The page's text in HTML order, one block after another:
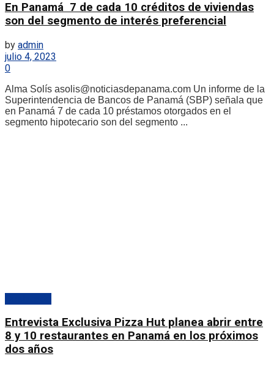
En Panamá 7 de cada 10 créditos de viviendas
son del segmento de interés preferencial
by admin
julio 4, 2023
0
Alma Solís asolis@noticiasdepanama.com Un informe de la
Superintendencia de Bancos de Panamá (SBP) señala que
en Panamá 7 de cada 10 préstamos otorgados en el
segmento hipotecario son del segmento ...
Entrevista Exclusiva Pizza Hut planea abrir entre
8 y 10 restaurantes en Panamá en los próximos
dos años